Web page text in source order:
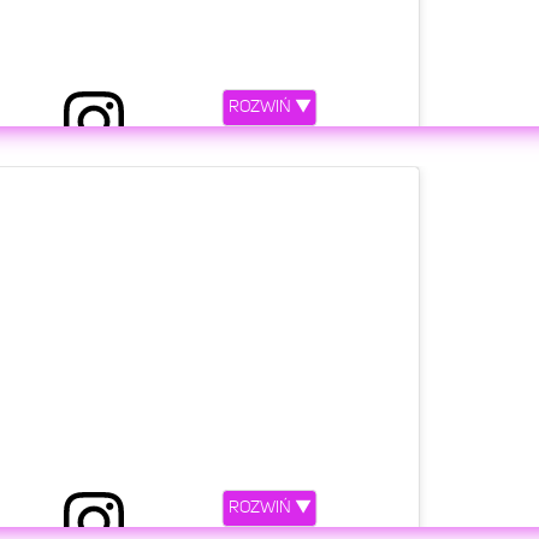
#gramy #andrzejgrabowski #dariuszgnatowski
#pozdrawiamy #🙋🏻‍♂
ROZWIŃ ▼
ROZWIŃ ▼